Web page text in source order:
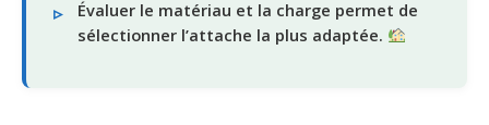
Évaluer le matériau et la charge permet de
sélectionner l’attache la plus adaptée.